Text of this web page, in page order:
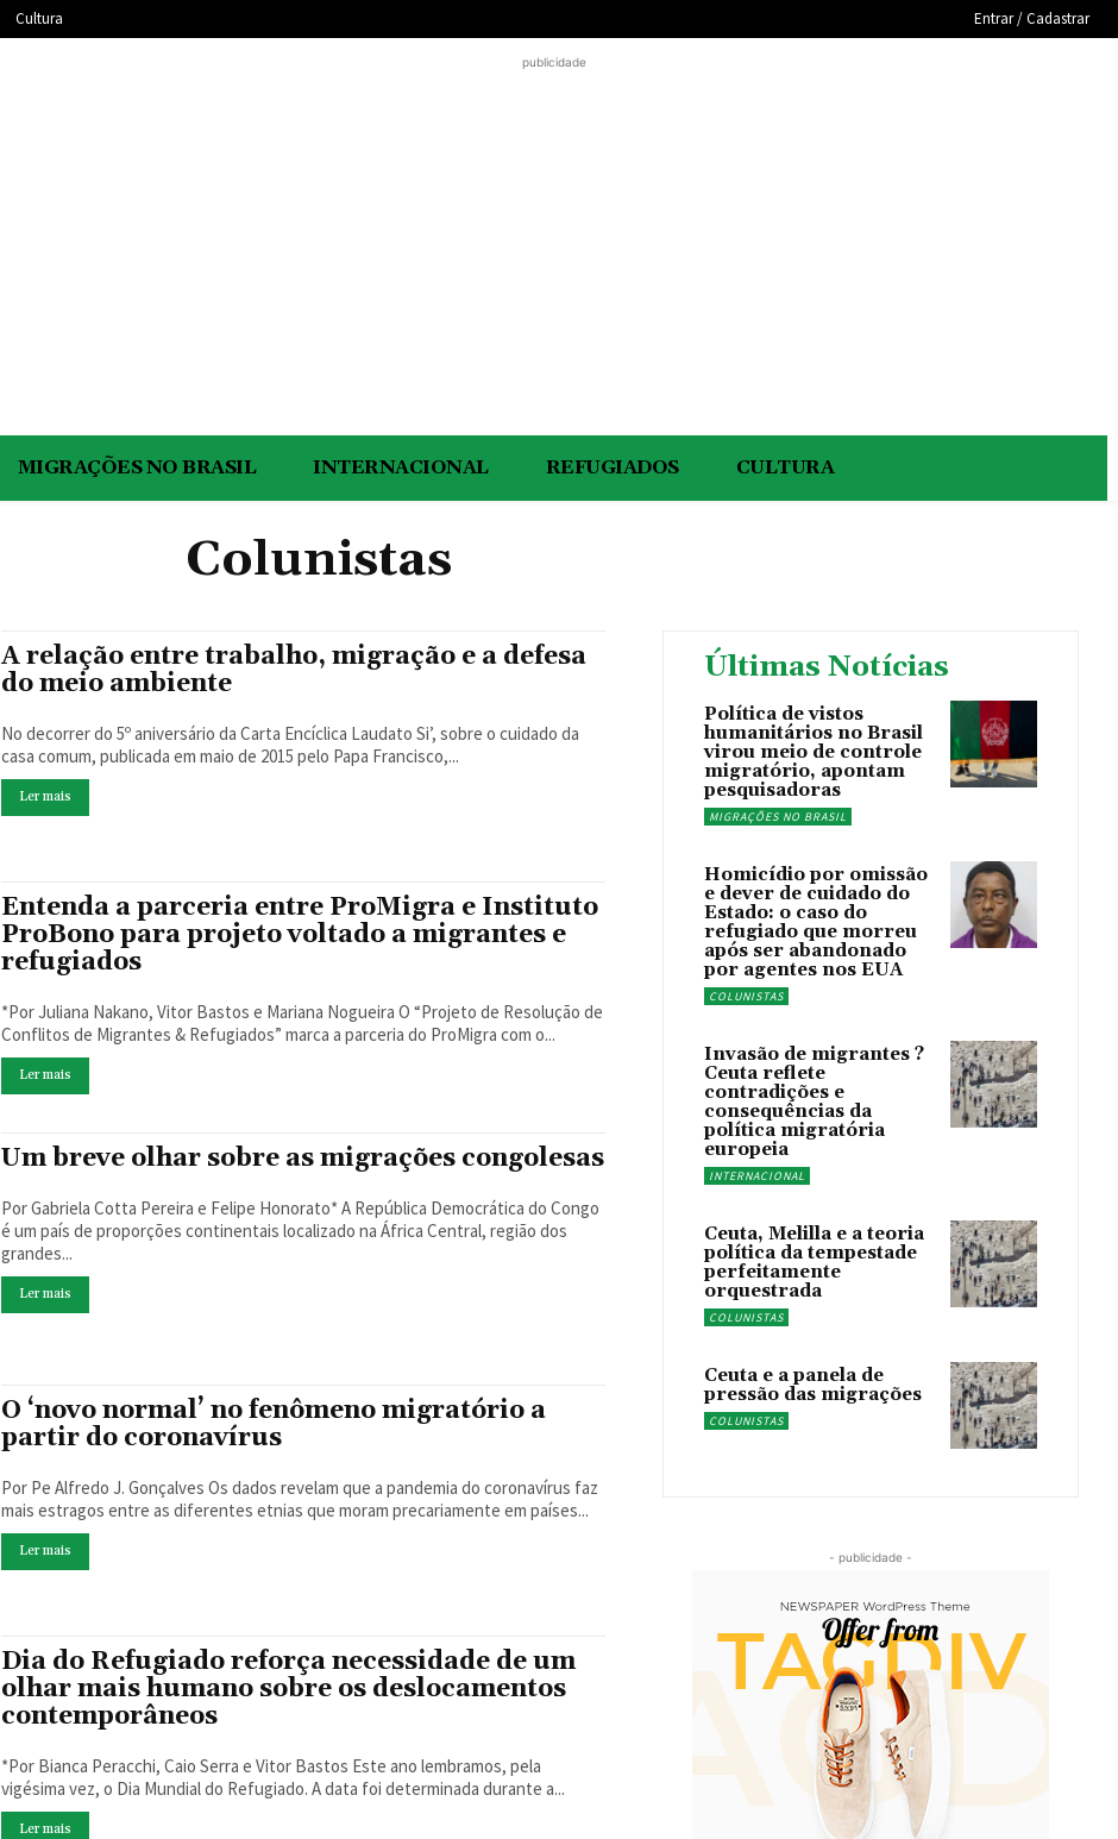
Cultura Entrar / Cadastrar
publicidade
MIGRAÇÕES NO BRASIL INTERNACIONAL REFUGIADOS CULTURA
Colunistas
A relação entre trabalho, migração e a defesa
do meio ambiente
No decorrer do 5º aniversário da Carta Encíclica Laudato Si’, sobre o cuidado da
casa comum, publicada em maio de 2015 pelo Papa Francisco,...
Ler mais
Entenda a parceria entre ProMigra e Instituto
ProBono para projeto voltado a migrantes e
refugiados
*Por Juliana Nakano, Vitor Bastos e Mariana Nogueira O “Projeto de Resolução de
Conflitos de Migrantes & Refugiados” marca a parceria do ProMigra com o...
Ler mais
Um breve olhar sobre as migrações congolesas
Por Gabriela Cotta Pereira e Felipe Honorato* A República Democrática do Congo
é um país de proporções continentais localizado na África Central, região dos
grandes...
Ler mais
O ‘novo normal’ no fenômeno migratório a
partir do coronavírus
Por Pe Alfredo J. Gonçalves Os dados revelam que a pandemia do coronavírus faz
mais estragos entre as diferentes etnias que moram precariamente em países...
Ler mais
Dia do Refugiado reforça necessidade de um
olhar mais humano sobre os deslocamentos
contemporâneos
*Por Bianca Peracchi, Caio Serra e Vitor Bastos Este ano lembramos, pela
vigésima vez, o Dia Mundial do Refugiado. A data foi determinada durante a...
Ler mais
Últimas Notícias
Política de vistos
humanitários no Brasil
virou meio de controle
migratório, apontam
pesquisadoras
MIGRAÇÕES NO BRASIL
Homicídio por omissão
e dever de cuidado do
Estado: o caso do
refugiado que morreu
após ser abandonado
por agentes nos EUA
COLUNISTAS
Invasão de migrantes ?
Ceuta reflete
contradições e
consequências da
política migratória
europeia
INTERNACIONAL
Ceuta, Melilla e a teoria
política da tempestade
perfeitamente
orquestrada
COLUNISTAS
Ceuta e a panela de
pressão das migrações
COLUNISTAS
- publicidade -